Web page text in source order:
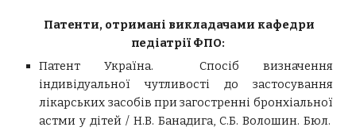
Патенти, отримані викладачами кафедри
педіатрії ФПО:
Патент Україна.Спосіб визначення
індивідуальної чутливості до застосування
лікарських засобів при загостренні бронхіальної
астми у дітей / Н.В. Банадига, С.Б. Волошин. Бюл.